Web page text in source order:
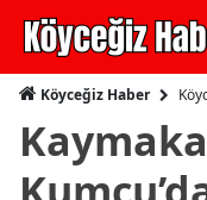
Köyceğiz Haber